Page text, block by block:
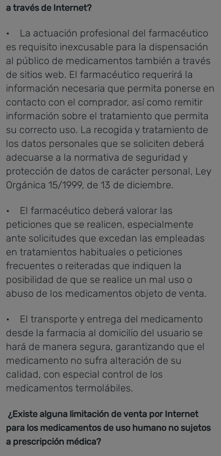
a través de Internet?
• La actuación profesional del farmacéutico
es requisito inexcusable para la dispensación
al público de medicamentos también a través
de sitios web. El farmacéutico requerirá la
información necesaria que permita ponerse en
contacto con el comprador, así como remitir
información sobre el tratamiento que permita
su correcto uso. La recogida y tratamiento de
los datos personales que se soliciten deberá
adecuarse a la normativa de seguridad y
protección de datos de carácter personal, Ley
Orgánica 15/1999, de 13 de diciembre.
• El farmacéutico deberá valorar las
peticiones que se realicen, especialmente
ante solicitudes que excedan las empleadas
en tratamientos habituales o peticiones
frecuentes o reiteradas que indiquen la
posibilidad de que se realice un mal uso o
abuso de los medicamentos objeto de venta.
• El transporte y entrega del medicamento
desde la farmacia al domicilio del usuario se
hará de manera segura, garantizando que el
medicamento no sufra alteración de su
calidad, con especial control de los
medicamentos termolábiles.
¿Existe alguna limitación de venta por Internet
para los medicamentos de uso humano no sujetos
a prescripción médica?